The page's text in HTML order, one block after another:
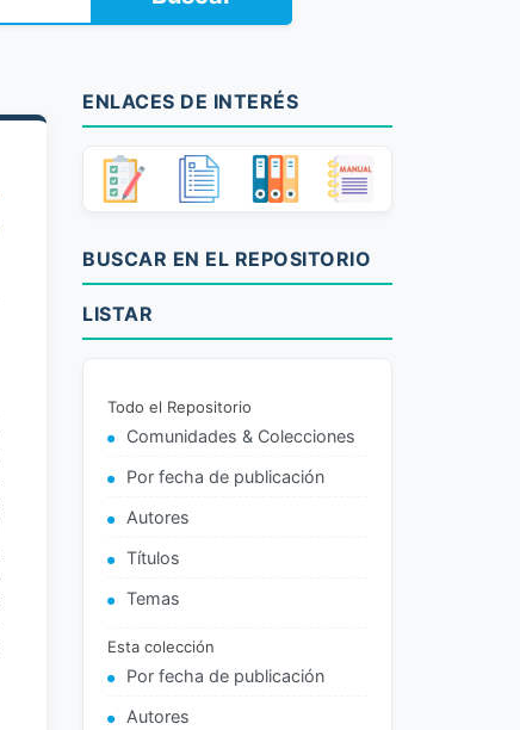
ENLACES DE INTERÉS
BUSCAR EN EL REPOSITORIO
LISTAR
Todo el Repositorio
Comunidades & Colecciones
Por fecha de publicación
Autores
Títulos
Temas
Esta colección
Por fecha de publicación
Autores